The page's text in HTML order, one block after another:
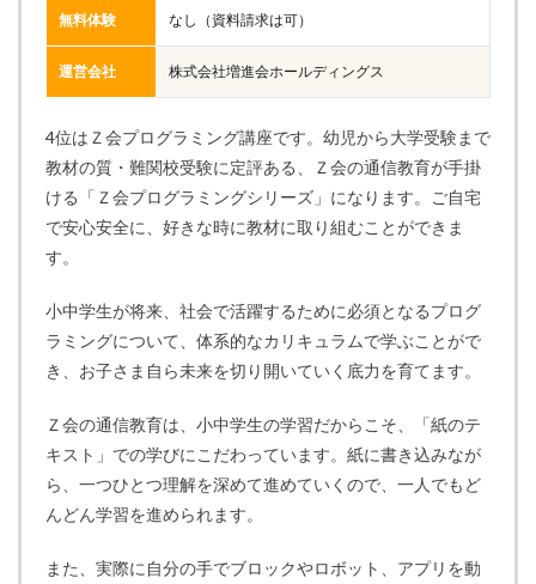
無料体験 なし（資料請求は可）
運営会社 株式会社増進会ホールディングス
4位はＺ会プログラミング講座です。幼児から大学受験まで
教材の質・難関校受験に定評ある、Ｚ会の通信教育が手掛
ける「Ｚ会プログラミングシリーズ」になります。ご自宅
で安心安全に、好きな時に教材に取り組むことができま
す。
小中学生が将来、社会で活躍するために必須となるプログ
ラミングについて、体系的なカリキュラムで学ぶことがで
き、お子さま自ら未来を切り開いていく底力を育てます。
Ｚ会の通信教育は、小中学生の学習だからこそ、「紙のテ
キスト」での学びにこだわっています。紙に書き込みなが
ら、一つひとつ理解を深めて進めていくので、一人でもど
んどん学習を進められます。
また、実際に自分の手でブロックやロボット、アプリを動